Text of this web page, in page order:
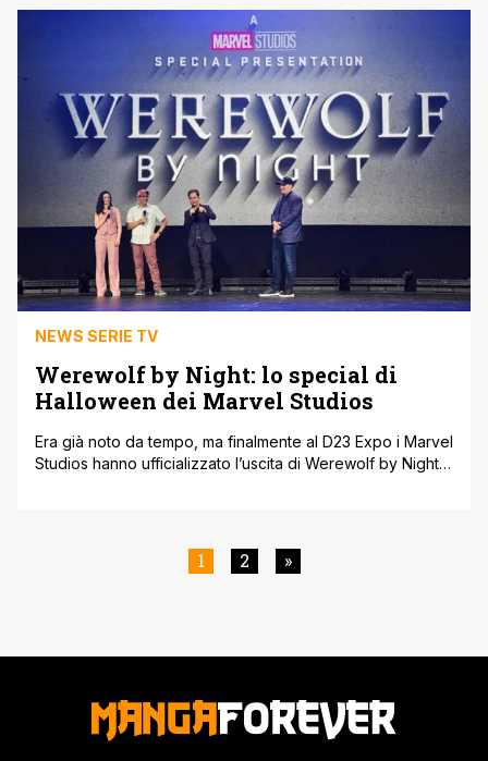
estremamente longevo, introdotto nel 1972 su Marvel
Spotlight #2, e che da allora compare periodicamente
nelle pagine dei vari fumetti Marvel. [']
NEWS SERIE TV
Werewolf by Night: lo special di
Halloween dei Marvel Studios
Era già noto da tempo, ma finalmente al D23 Expo i Marvel
Studios hanno ufficializzato l’uscita di Werewolf by Night,
proiettato il primo teaser trailer di Werewolf [']
1 2 »